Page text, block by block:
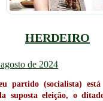
HERDEIRO
de 2024
partido (socialista)
suposta eleição, o